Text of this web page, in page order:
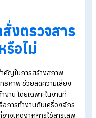
ฎหมายนายจ้างเลิกจ้างได้ห
จ้างได้หรือไม่ ต้องจ่ายค่า
รถออกย้อนหลังได้หรือไม่
หมายนายจ้างเลิกจ้างได้ห